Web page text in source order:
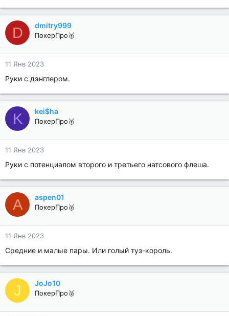
D dmitry999
ПокерПро🥈
11 Янв 2023
Руки с дэнглером.
K kei$ha
ПокерПро🥈
11 Янв 2023
Руки с потенциалом второго и третьего натсового флеша.
A aspen01
ПокерПро🥈
11 Янв 2023
Средние и малые пары. Или голый туз-король.
J JoJo10
ПокерПро🥈